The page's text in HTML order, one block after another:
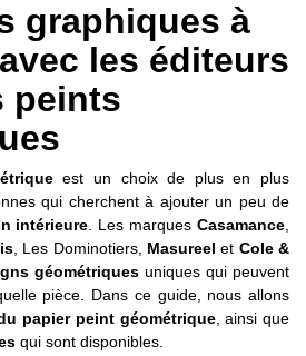
graphiques à
les éditeurs
peints
est un choix de plus en plus
qui cherchent à ajouter un peu de
intérieure. Les marquesCasamance,
, Les Dominotiers, Masureel et Cole &
géométriques uniques qui peuvent
pièce. Dans ce guide, nous allons
papier peint géométrique, ainsi que
qui sont disponibles.